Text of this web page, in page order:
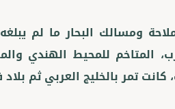
ومسالك البحار ما لم
المتاخم للمحيط الهندي